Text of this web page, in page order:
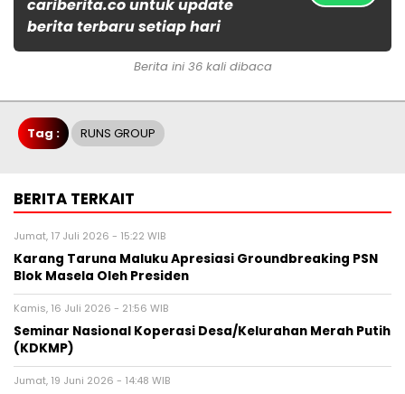
cariberita.co untuk update
berita terbaru setiap hari
Berita ini 36 kali dibaca
Tag : RUNS GROUP
BERITA TERKAIT
Jumat, 17 Juli 2026 - 15:22 WIB
Karang Taruna Maluku Apresiasi Groundbreaking PSN
Blok Masela Oleh Presiden
Kamis, 16 Juli 2026 - 21:56 WIB
Seminar Nasional Koperasi Desa/Kelurahan Merah Putih
(KDKMP)
Jumat, 19 Juni 2026 - 14:48 WIB